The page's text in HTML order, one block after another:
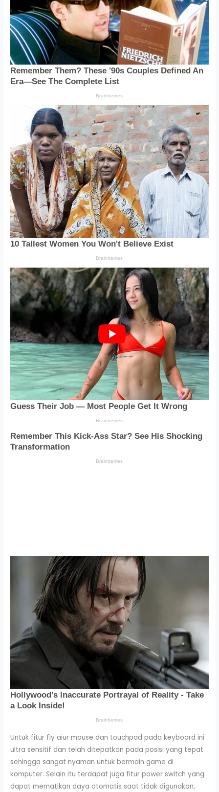
Untuk fitur fly aiur mouse dan touchpad pada keyboard ini
ultra sensitif dan telah ditepatkan pada posisi yang tepat
sehingga sangat nyaman untuk bermain game di
komputer. Selain itu terdapat juga fitur power switch yang
dapat mematikan daya otomatis saat tidak digunakan,